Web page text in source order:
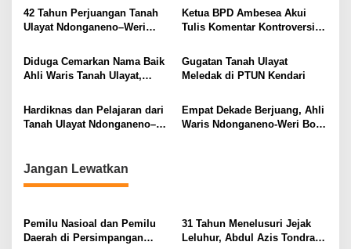
p
o
s
Moral
Penuh Drama
42 Tahun Perjuangan Tanah
Ulayat Ndonganeno–Weri
Kehilangan Peradaban
Ketua BPD Ambesea Akui
Tulis Komentar Kontroversial,
Hukum
Diduga Cemarkan Nama Baik
Ahli Waris Tanah Ulayat,
Dilaporkan ke Polda Sultra
Gugatan Tanah Ulayat
Meledak di PTUN Kendari
Hardiknas dan Pelajaran dari
Tanah Ulayat Ndonganeno–
Empat Dekade Berjuang, Ahli
Waris Ndonganeno-Weri Bone
Jangan Lewatkan
Pemilu Nasioal dan Pemilu
Daerah di Persimpangan
31 Tahun Menelusuri Jejak
Leluhur, Abdul Azis Tondrang